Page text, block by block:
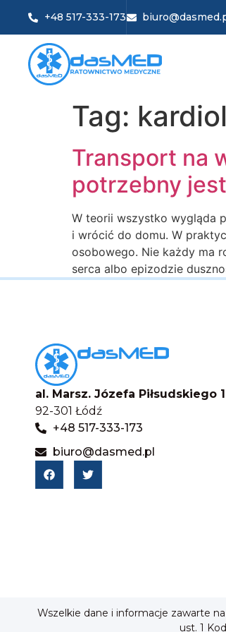
+48 517-333-173
Tag:
Transport na
potrzebny
W teorii wszystko wygląda
i wrócić do domu. W
osobowego. Nie każdy ma
serca albo epizodzie
al. Marsz. Józefa Piłsudskiego
92-301 Łódź
+48 517-333-173
biuro@dasmed.pl
Wszelkie dane i informacje zawarte
ust. 1